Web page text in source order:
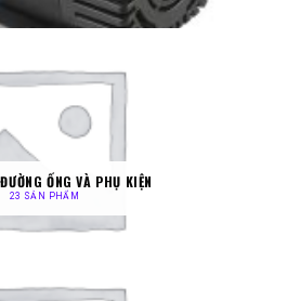
ỐNG VÀ PHỤ KIỆN
23 SẢN PHẨM